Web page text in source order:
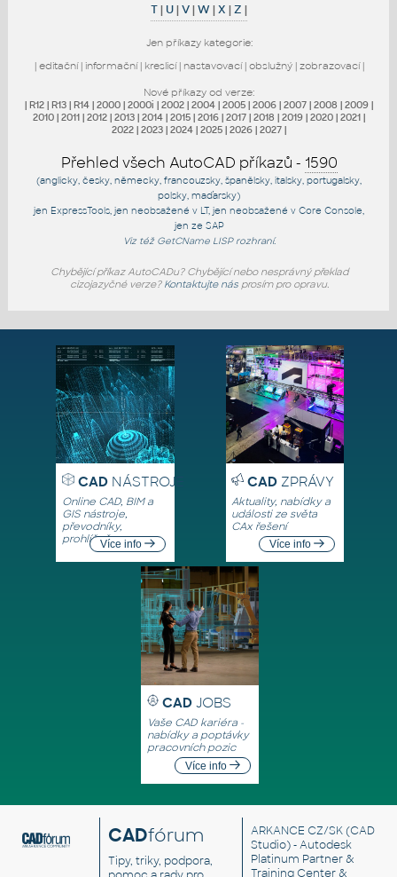
T| U|V|W|X |Z |
Jen příkazy kategorie:
| editační| informační| kreslicí| nastavovací| obslužný| zobrazovací|
Nové příkazy od verze:
| R12 | R13 | R14 | 2000 | 2000i | 2002 | 2004 | 2005 | 2006 | 2007 | 2008 | 2009 |
2010 | 2011 | 2012 | 2013 | 2014 | 2015 | 2016 | 2017 | 2018 | 2019 | 2020 | 2021 |
2022 | 2023 | 2024 | 2025 | 2026 | 2027 |
Přehled všech AutoCAD příkazů - 1590
(anglicky, česky, německy, francouzsky, španělsky, italsky, portugalsky,
polsky, maďarsky)
jen ExpressTools , jen neobsažené v LT, jen neobsažené v Core Console
jen ze SAP
Viz též GetCNameLISP rozhraní.
Chybějící příkaz AutoCADu? Chybějící nebo nesprávný překlad
cizojazyčné verze? Kontaktujte násprosím pro opravu.
CADNÁSTROJE
Online CAD, BIM a
GIS nástroje,
převodníky,
prohlížečeVíce info
CADZPRÁVY
Aktuality, nabídky a
události ze světa
CAx řešení
Více info
CAD JOBS
Vaše CAD kariéra -
nabídky a poptávky
pracovních pozic
Více info
CADfórum
Tipy, triky, podpora,
ARKANCE CZ/SK(CAD
Studio) - Autodesk
Platinum Partner &
Training Center &